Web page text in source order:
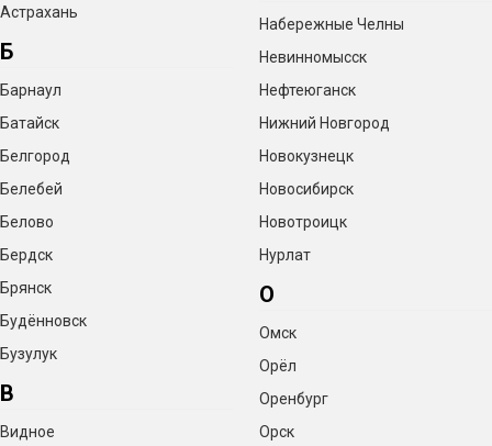
Астрахань
Б
Барнаул
Батайск
Белгород
Белебей
Белово
Бердск
Брянск
Будённовск
Бузулук
В
Видное
Набережные Челны
Невинномысск
Нефтеюганск
Нижний Новгород
Новокузнецк
Новосибирск
Новотроицк
Нурлат
О
Омск
Орёл
Оренбург
Орск